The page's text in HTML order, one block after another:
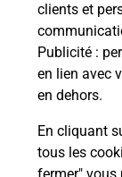
clients et
Publicité :
en lien avec
en dehors.
En cliquant
tous les
Puis-je
avec La
conditions